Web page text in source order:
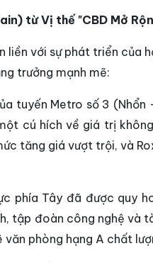
từ Vị thế "CBD Mở
với sự phát triển của
trưởng mạnh mẽ:
tuyến Metro số 3
cú hích về giá trị
tăng giá vượt trội, và
phía Tây đã được quy
tập đoàn công nghệ và
phòng hạng A chất